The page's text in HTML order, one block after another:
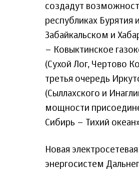
создадут
республиках Бурятия
Забайкальском и
– Ковыктинское
(Сухой Лог, Чертово
третья очередь
(Сыллахского и
мощности
Сибирь – Тихий
Новая
энергосистем